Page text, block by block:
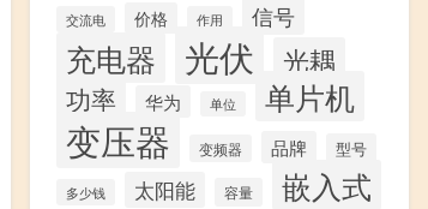
交流电 价格 作用 信号
充电器 光伏
光耦
功率
华为 单位 单片机
变压器 变频器 品牌 型号
多少钱 太阳能 容量 嵌入式